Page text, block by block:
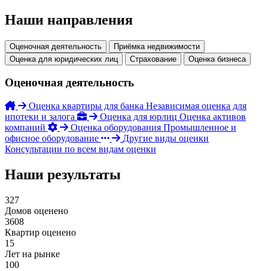
Наши направления
Оценочная деятельность
Приёмка недвижимости
Оценка для юридических лиц
Страхование Оценка бизнеса
Оценочная деятельность
Оценка квартиры для банка Независимая оценка для
ипотеки и залога
Оценка для юрлиц Оценка активов
компаний
Оценка оборудования Промышленное и
офисное оборудование
Другие виды оценки
Консультации по всем видам оценки
Наши результаты
327
Домов оценено
3608
Квартир оценено
15
Лет на рынке
100